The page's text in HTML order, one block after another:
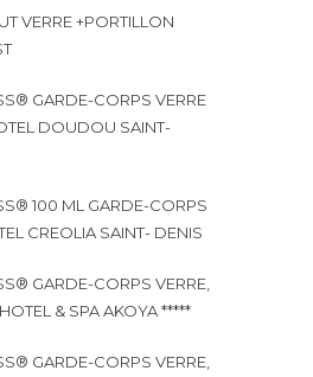
VERRE +PORTILLON
GARDE-CORPS VERRE
DOUDOU SAINT-
100 ML GARDE-CORPS
CREOLIA SAINT- DENIS
GARDE-CORPS VERRE,
& SPA AKOYA *****
GARDE-CORPS VERRE,